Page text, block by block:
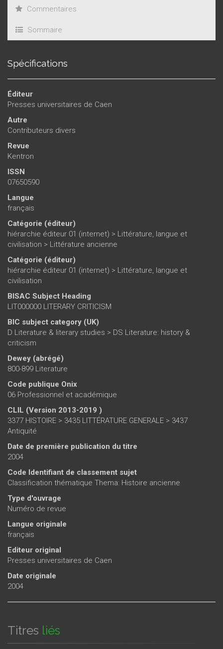
Commentaires
Sommaire
Spécifications
Éditeur
Presses universitaires de Caen
Autre
Contributeurs divers
Revue
Kentron
ISSN
07650590
Langue
français
Catégorie (éditeur)
hiérarchie éditeur 01 (internet) > Littérature, langue et
civilisation > Littérature ancienne
Catégorie (éditeur)
hiérarchie éditeur 01 (internet) > Littérature, langue et
civilisation
BISAC Subject Heading
LIT000000 LITERARY CRITICISM
BIC subject category (UK)
D Literature & literary studies > DS Literature: history &
criticism
Dewey (abrégé)
800-899 Literature
Code publique Onix
06 Professionnel et académique
CLIL (Version 2013-2019 )
3377 HISTOIRE > 3435 LITTÉRATURE GENERALE > 3437
Antiquité
Date de première publication du titre
2004
Code Identifiant de classement sujet
Classification thématique Thema: Histoire ancienne
Type d'ouvrage
Numéro de revue
Langue originale
français
Editeur original
Presses universitaires de Caen
Date originale
2004
Titres liés